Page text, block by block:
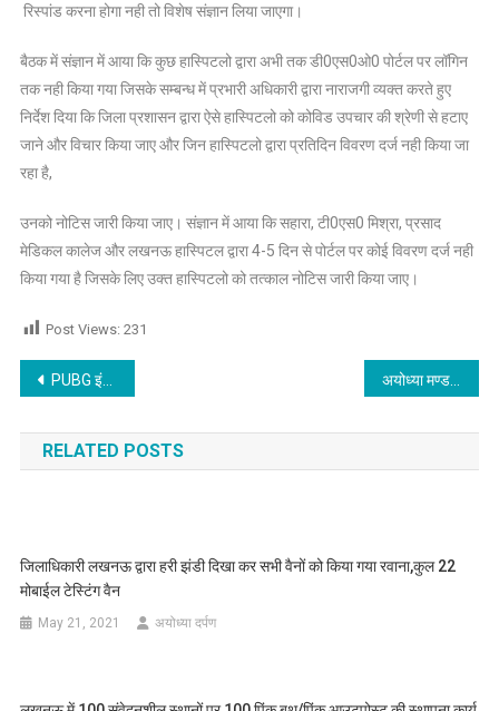
रिस्पांड करना होगा नही तो विशेष संज्ञान लिया जाएगा।
बैठक में संज्ञान में आया कि कुछ हास्पिटलो द्वारा अभी तक डी0एस0ओ0 पोर्टल पर लॉगिन
तक नही किया गया जिसके सम्बन्ध में प्रभारी अधिकारी द्वारा नाराजगी व्यक्त करते हुए
निर्देश दिया कि जिला प्रशासन द्वारा ऐसे हास्पिटलो को कोविड उपचार की श्रेणी से हटाए
जाने और विचार किया जाए और जिन हास्पिटलो द्वारा प्रतिदिन विवरण दर्ज नही किया जा
रहा है,
उनको नोटिस जारी किया जाए। संज्ञान में आया कि सहारा, टी0एस0 मिश्रा, प्रसाद
मेडिकल कालेज और लखनऊ हास्पिटल द्वारा 4-5 दिन से पोर्टल पर कोई विवरण दर्ज नही
किया गया है जिसके लिए उक्त हास्पिटलो को तत्काल नोटिस जारी किया जाए।
Post Views: 231
Post
navigation
PUBG इंडिया लॉन्च का इंतजार खत्म,प्री-रजिस्ट्रेशन,कब और कैसे करें,यहां जानें सबकुछ
RELATED POSTS
जिलाधिकारी लखनऊ द्वारा हरी झंडी दिखा कर सभी वैनों को किया गया रवाना,कुल 22
मोबाईल टेस्टिंग वैन
May 21, 2021 अयोध्या दर्पण